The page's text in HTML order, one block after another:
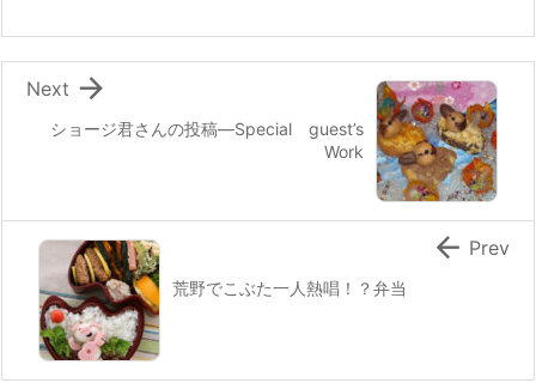
o
k
ショージ君さんの投稿—Special guest’s
Work

Next
荒野でこぶた一人熱唱！？弁当
 Prev